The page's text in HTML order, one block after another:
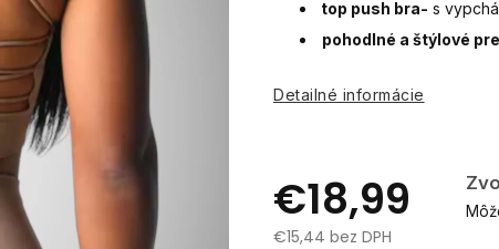
€18,99
€15,44 bez DPH
top push bra- s
pohodlné a štýlové
Detailné informácie